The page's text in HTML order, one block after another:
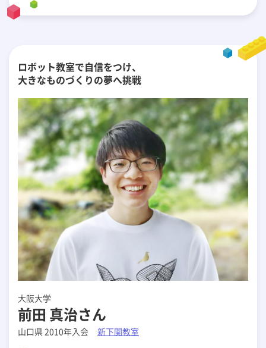
ロボット教室で自信をつけ、
大きなものづくりの夢へ挑戦
大阪大学
前田 真治さん
山口県 2010年入会
新下関教室